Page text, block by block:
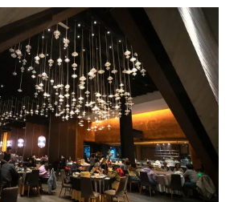
child
menu
child
menu
child
menu
child
menu
child
menu
child
menu
child
menu
child
menu
child
menu
child
menu
child
menu
child
menu
child
menu
child
menu
child
menu
child
menu
child
menu